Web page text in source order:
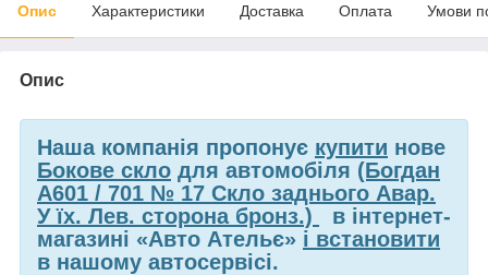
Опис Характеристики Доставка Оплата Умови
Опис
Наша компанія пропонує купити нове
Бокове скло для автомобіля (Богдан
А601 / 701 № 17 Скло заднього Авар.
У їх. Лев. сторона бронз.)
в інтернет-
магазині «Авто Ательє» і встановити
в нашому автосервісі.